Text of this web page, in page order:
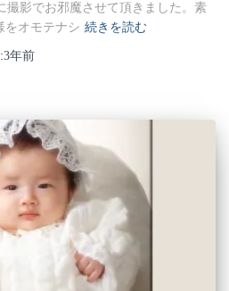
撮影でお邪魔させて頂きました。素
をオモテナシ 続きを読む
3年前